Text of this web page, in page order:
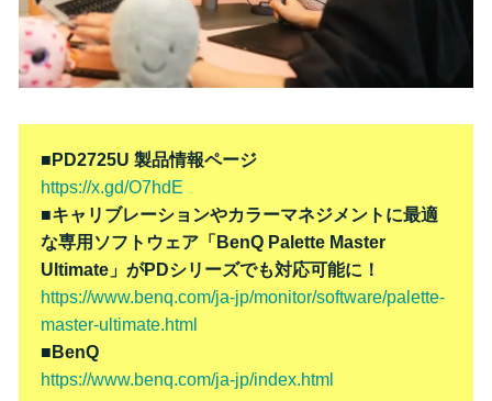
■PD2725U 製品情報ページ
https://x.gd/O7hdE
■キャリブレーションやカラーマネジメントに最適
な専用ソフトウェア「BenQ Palette Master
Ultimate」がPDシリーズでも対応可能に！
https://www.benq.com/ja-jp/monitor/software/palette-
master-ultimate.html
■BenQ
https://www.benq.com/ja-jp/index.html